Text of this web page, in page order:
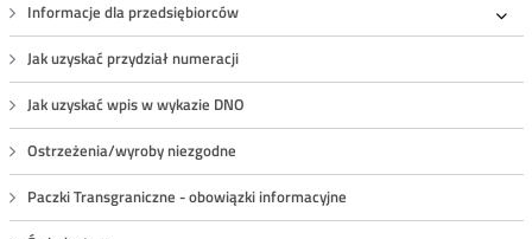
Informacje dla przedsiębiorców
Jak uzyskać przydział numeracji
Jak uzyskać wpis w wykazie DNO
Ostrzeżenia/wyroby niezgodne
Paczki Transgraniczne - obowiązki informacyjne